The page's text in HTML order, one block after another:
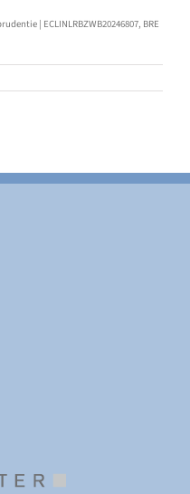
| ECLINLRBZWB20246807, BRE